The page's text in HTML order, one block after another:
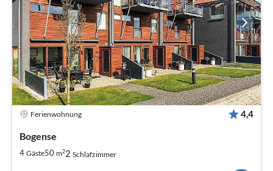
Ferienwohnung 4,4
Bogense
4 Gäste50 m22 Schlafzimmer